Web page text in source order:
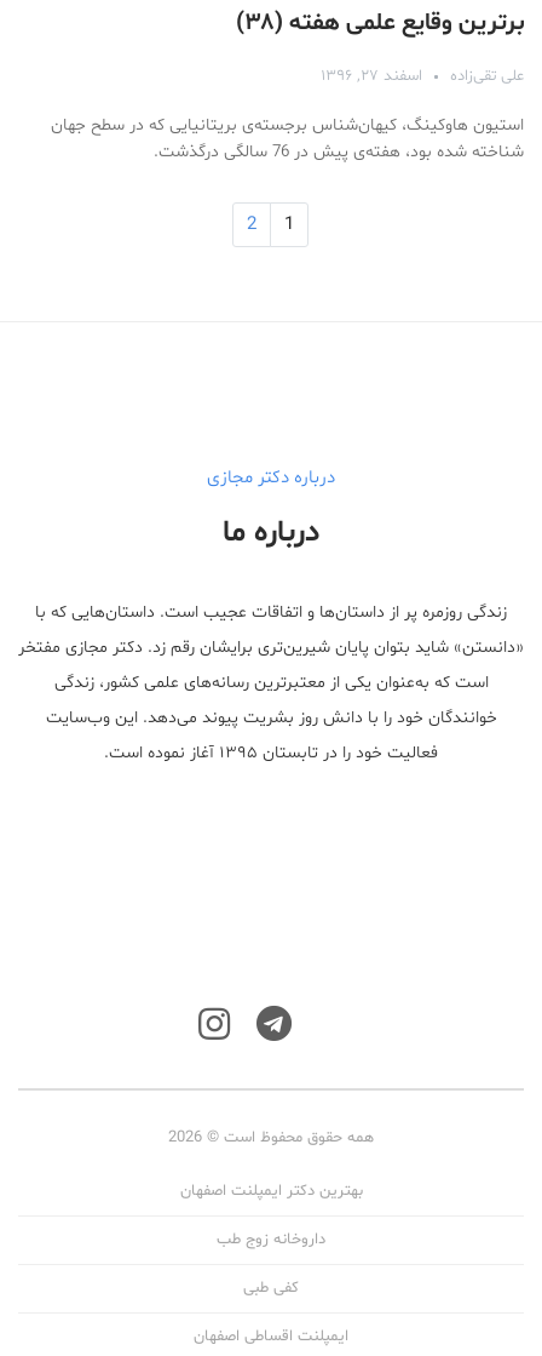
برترین وقایع علمی هفته (۳۸)
علی تقی‌زاده اسفند ۲۷, ۱۳۹۶
استیون هاوکینگ، کیهان‌شناس برجسته‌ی بریتانیایی که در سطح جهان
شناخته شده بود، هفته‌ی پیش در 76 سالگی درگذشت.
1
2
درباره دکتر مجازی
درباره ما
زندگی روزمره پر از داستان‌ها و اتفاقات عجیب است. داستان‌هایی که با
«دانستن» شاید بتوان پایان شیرین‌تری برایشان رقم زد. دکتر مجازی مفتخر
است که به‌عنوان یکی از معتبر‌ترین رسانه‌های علمی کشور، زندگی
خوانندگان خود را با دانش روز بشریت پیوند می‌دهد. این وب‌سایت
فعالیت خود را در تابستان ۱۳۹۵ آغاز نموده است.
همه حقوق محفوظ است © 2026
بهترین دکتر ایمپلنت اصفهان
داروخانه زوج طب
کفی طبی
ایمپلنت اقساطی اصفهان